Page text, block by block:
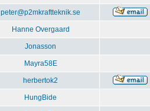
peter@p2mkraftteknik.se
Hanne Overgaard
Jonasson
Mayra58E
herbertok2
HungBide